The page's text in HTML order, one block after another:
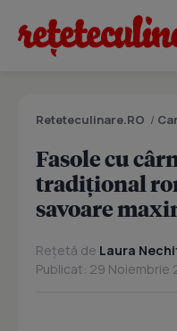
Reteteculinare.RO /
Fasole cu
tradițional
savoare
Rețetă de Laura
Publicat: 29 Noiembrie